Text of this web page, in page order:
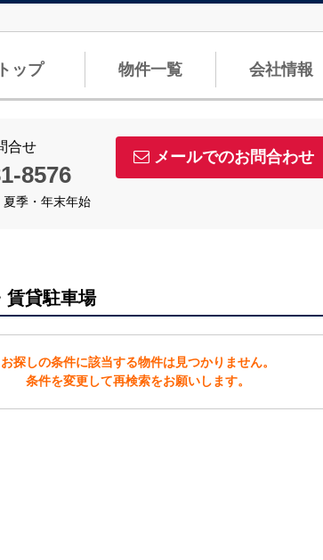
トップ 物件一覧 会社情報
合せ
8576
メールでのお問合わせ
夏季・年末年始
賃貸駐車場
お探しの条件に該当する物件は見つかりません。
条件を変更して再検索をお願いします。